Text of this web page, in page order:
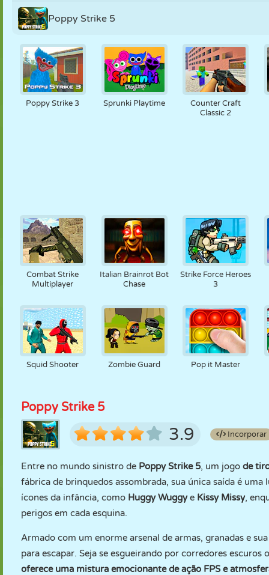
Poppy Strike 5
Poppy Strike 3 Sprunki Playtime
Counter Craft
Classic 2
Combat Strike
Multiplayer
Italian Brainrot Bot
Chase
Strike Force Heroes
3
Squid Shooter Zombie Guard Pop it Master
Poppy Strike 5
3.9 Incorporar
Entre no mundo sinistro de Poppy Strike 5, um jogo de
fábrica de brinquedos assombrada, sua única saída é
ícones da infância, como Huggy Wuggye Kissy Missy,
perigos em cada esquina.
Armado com um enorme arsenal de armas, granadas e
para escapar. Seja se esgueirando por corredores
oferece uma mistura emocionante de ação FPS e